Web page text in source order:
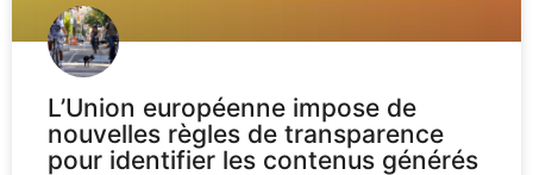
L’Union européenne impose de
nouvelles règles de transparence
pour identifier les contenus générés